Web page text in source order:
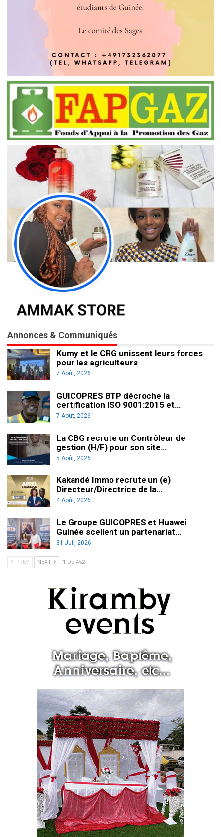
Annonces & Communiqués
Kumy et le CRG unissent leurs forces
pour les agriculteurs
7 Août, 2026
GUICOPRES BTP décroche la
certification ISO 9001:2015 et…
7 Août, 2026
La CBG recrute un Contrôleur de
gestion (H/F) pour son site…
5 Août, 2026
Kakandé Immo recrute un (e)
Directeur/Directrice de la…
4 Août, 2026
Le Groupe GUICOPRES et Huawei
Guinée scellent un partenariat…
31 Juil, 2026
PREV NEXT 1 De 452